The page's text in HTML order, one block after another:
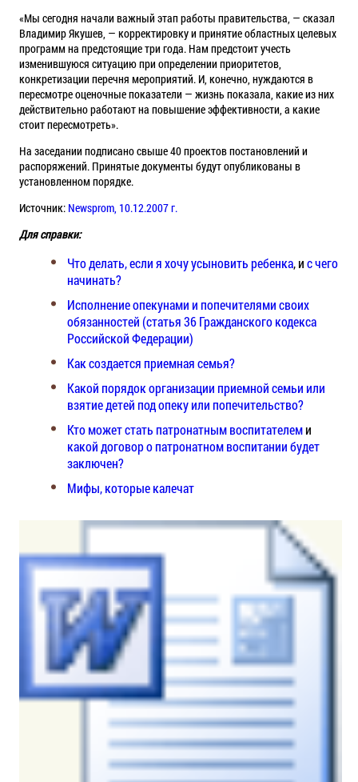
«Мы сегодня начали важный этап работы правительства, — сказал
Владимир Якушев, — корректировку и принятие областных целевых
программ на предстоящие три года. Нам предстоит учесть
изменившуюся ситуацию при определении приоритетов,
конкретизации перечня мероприятий. И, конечно, нуждаются в
пересмотре оценочные показатели — жизнь показала, какие из них
действительно работают на повышение эффективности, а какие
стоит пересмотреть».
На заседании подписано свыше 40 проектов постановлений и
распоряжений. Принятые документы будут опубликованы в
установленном порядке.
Источник: Newsprom, 10.12.2007 г.
Для справки:
Что делать, если я хочу усыновить ребенка, ис чего
начинать?
Исполнение опекунами и попечителями своих
обязанностей (статья 36 Гражданского кодекса
Российской Федерации)
Как создается приемная семья?
Какой порядок организации приемной семьи или
взятие детей под опеку или попечительство?
Кто может стать патронатным воспитателеми
какой договор о патронатном воспитании будет
заключен?
Мифы, которые калечат